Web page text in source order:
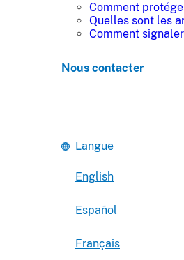
Comment
Quelles sont les
Comment
Nous contacter
Langue
English
Español
Français